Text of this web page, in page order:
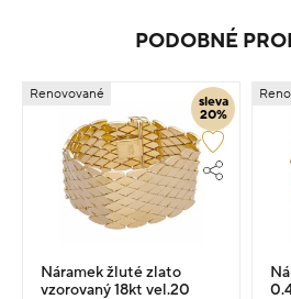
PODOBNÉ
sleva
20%
Renovované
Náramek žluté zlato
vzorovaný 18kt vel.20